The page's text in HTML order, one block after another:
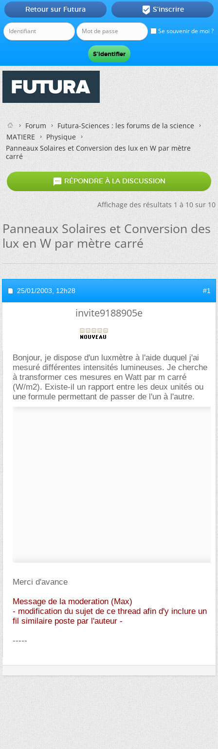
Se souvenir de moi ?
Retour sur Futura  S'inscrire
Forum
Futura-Sciences : les forums de la science
MATIERE
Physique
Panneaux Solaires et Conversion des lux en W par mètre
carré
 RÉPONDRE À LA DISCUSSION
Affichage des résultats 1 à 10 sur 10
Panneaux Solaires et Conversion des
lux en W par mètre carré
25/01/2003, 12h28 #1
invite9188905e
Bonjour, je dispose d'un luxmètre à l'aide duquel j'ai
mesuré différentes intensités lumineuses. Je cherche
à transformer ces mesures en Watt par m carré
(W/m2). Existe-il un rapport entre les deux unités ou
une formule permettant de passer de l'un à l'autre.
Merci d'avance
Message de la moderation (Max)
- modification du sujet de ce thread afin d'y inclure un
fil similaire poste par l'auteur -
-----